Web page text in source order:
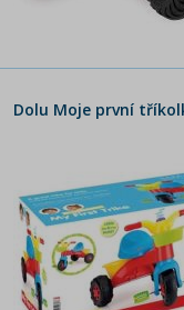
Dolu Moje první